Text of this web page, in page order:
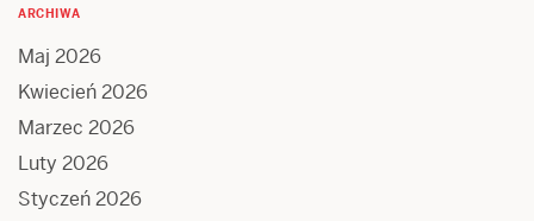
ARCHIWA
Maj 2026
Kwiecień 2026
Marzec 2026
Luty 2026
Styczeń 2026